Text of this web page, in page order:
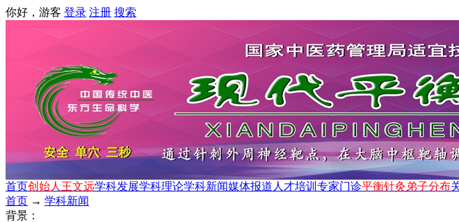
你好，游客 登录 注册 搜索
首页创始人王文远学科发展学科理论学科新闻媒体报道 人才培训 专家门诊平衡针灸弟子分布
首页 → 学科新闻
背景：